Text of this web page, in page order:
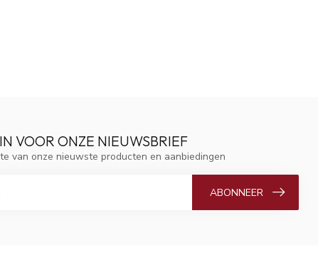
VOOR ONZE NIEUWSBRIEF
van onze nieuwste producten en aanbiedingen
ABONNEER